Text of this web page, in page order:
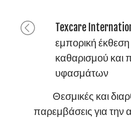
Texcare
εμπορική έκθεση
καθαρισμού και
υφασμάτων
Θεσμικές και
παρεμβάσεις για την